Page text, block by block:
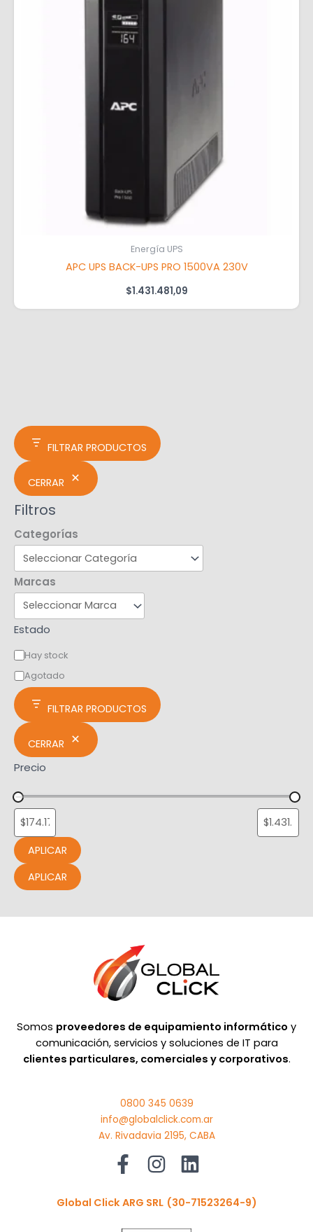
FILTRAR PRODUCTOS
CERRAR
Filtros
Categorías
Marcas
Estado
Hay stock
Agotado
FILTRAR PRODUCTOS
CERRAR
Precio
APLICAR
APLICAR
Energía UPS
APC UPS BACK-UPS PRO 1500VA 230V
$1.431.481,09
Somos proveedores de equipamiento informático y
comunicación, servicios y soluciones de IT para
clientes particulares, comerciales y corporativos.
0800 345 0639
info@globalclick.com.ar
Av. Rivadavia 2195, CABA
Global Click ARG SRL (30-71523264-9)